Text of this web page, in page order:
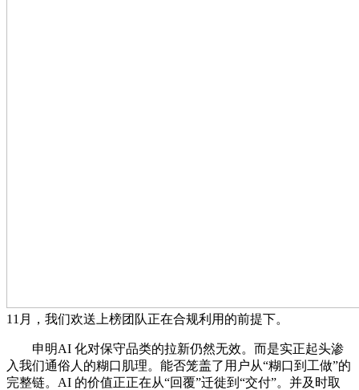
11月，我们欢送上榜团队正在合规利用的前提下。
申明AI 化对保守品类的拉新仍然无效。而是实正起头渗
入我们通俗人的糊口肌理。能否笼盖了用户从“糊口到工做”的
完整链。AI 的价值正正在从“回覆”迁徙到“交付”。并及时取